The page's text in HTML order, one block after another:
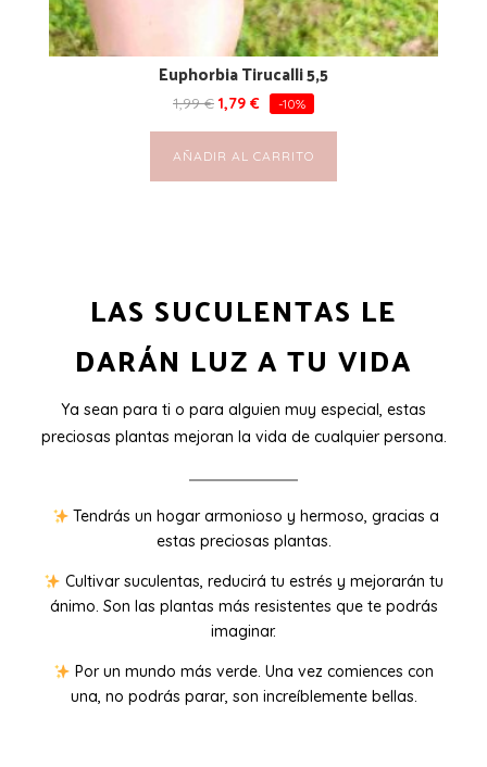
Euphorbia Tirucalli 5,5
1,99€ 1,79 € -10%
AÑADIR AL CARRITO
LAS SUCULENTAS LE
DARÁN LUZ A TU VIDA
Ya sean para ti o para alguien muy especial, estas
preciosas plantas mejoran la vida de cualquier persona.
Tendrás un hogar armonioso y hermoso, gracias a
estas preciosas plantas.
Cultivar suculentas, reducirá tu estrés y mejorarán tu
ánimo. Son las plantas más resistentes que te podrás
imaginar.
Por un mundo más verde. Una vez comiences con
una, no podrás parar, son increíblemente bellas.